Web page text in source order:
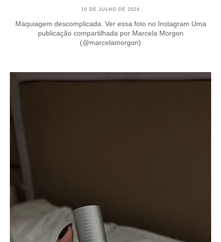
10 DE JULHO DE 2024
Maquiagem descomplicada. Ver essa foto no Instagram Uma
publicação compartilhada por Marcela Morgon
(@marcelamorgon)